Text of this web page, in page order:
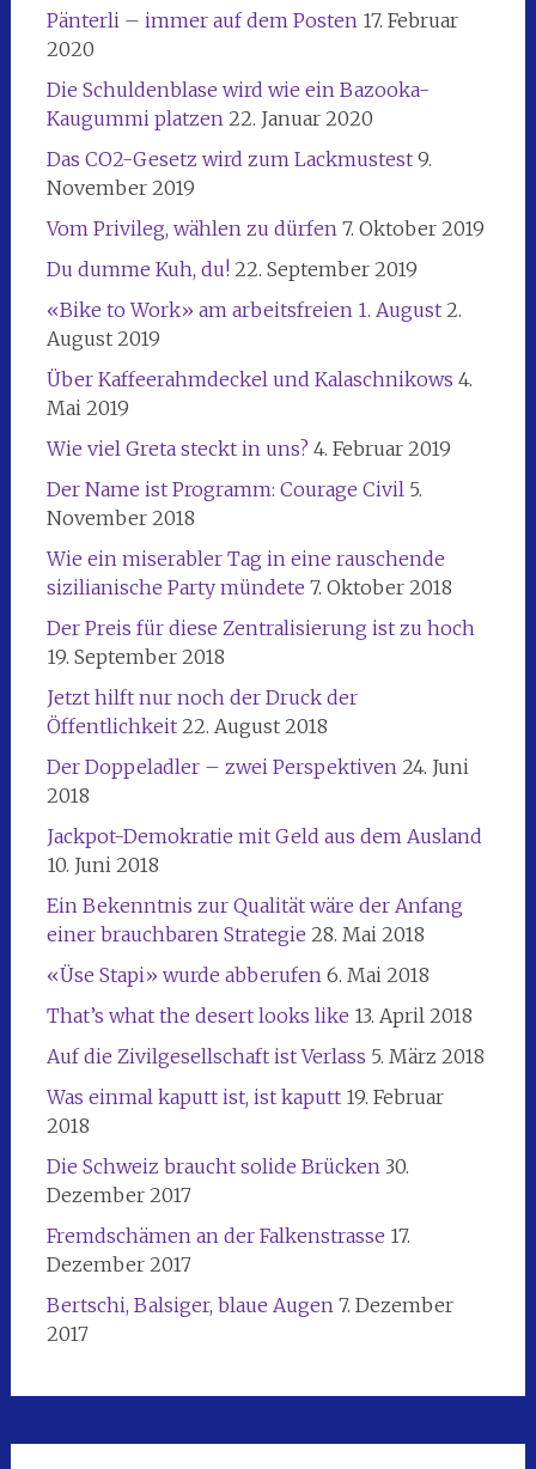
Pänterli – immer auf dem Posten 17. Februar
2020
Die Schuldenblase wird wie ein Bazooka-
Kaugummi platzen 22. Januar 2020
Das CO2-Gesetz wird zum Lackmustest 9.
November 2019
Vom Privileg, wählen zu dürfen 7. Oktober 2019
Du dumme Kuh, du! 22. September 2019
«Bike to Work» am arbeitsfreien 1. August 2.
August 2019
Über Kaffeerahmdeckel und Kalaschnikows 4.
Mai 2019
Wie viel Greta steckt in uns? 4. Februar 2019
Der Name ist Programm: Courage Civil 5.
November 2018
Wie ein miserabler Tag in eine rauschende
sizilianische Party mündete 7. Oktober 2018
Der Preis für diese Zentralisierung ist zu hoch
19. September 2018
Jetzt hilft nur noch der Druck der
Öffentlichkeit 22. August 2018
Der Doppeladler – zwei Perspektiven 24. Juni
2018
Jackpot-Demokratie mit Geld aus dem Ausland
10. Juni 2018
Ein Bekenntnis zur Qualität wäre der Anfang
einer brauchbaren Strategie 28. Mai 2018
«Üse Stapi» wurde abberufen 6. Mai 2018
That’s what the desert looks like 13. April 2018
Auf die Zivilgesellschaft ist Verlass 5. März 2018
Was einmal kaputt ist, ist kaputt 19. Februar
2018
Die Schweiz braucht solide Brücken 30.
Dezember 2017
Fremdschämen an der Falkenstrasse 17.
Dezember 2017
Bertschi, Balsiger, blaue Augen 7. Dezember
2017